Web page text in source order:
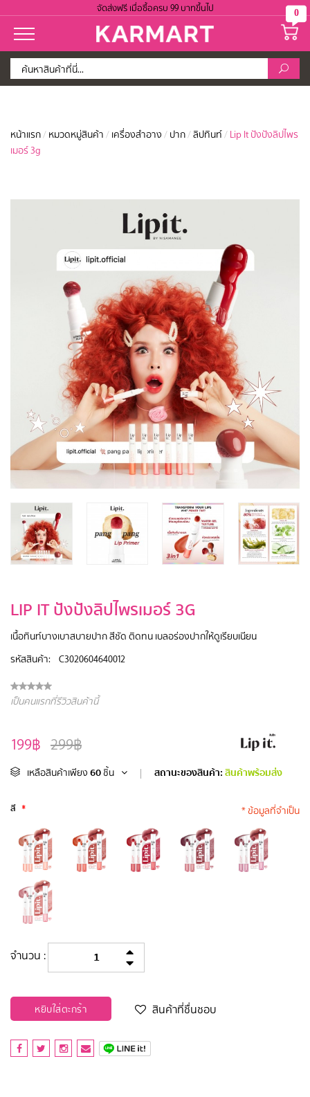
จัดส่งฟรี เมื่อซื้อครบ 99 บาทขึ้นไป 0
หน้าแรก / หมวดหมู่สินค้า / เครื่องสำอาง / ปาก /ลิปทินท์ / Lip It ปังปังลิปไพร
เมอร์ 3g
LIP IT ปังปังลิปไพรเมอร์ 3G
เนื้อทินท์บางเบาสบายปาก สีชัด ติดทน เบลอร่องปากให้ดูเรียบเนียน
รหัสสินค้า:
C3020604640012
เป็นคนแรกที่รีวิวสินค้านี้
299฿
199฿
เหลือสินค้าเพียง 60 ชิ้น | สถานะของสินค้า:สินค้าพร้อมส่ง
สี * * ข้อมูลที่จำเป็น
จำนวน :
หยิบใส่ตะกร้า สินค้าที่ชื่นชอบ